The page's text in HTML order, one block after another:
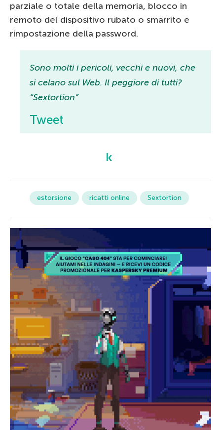
parziale o totale della memoria, blocco in
remoto del dispositivo rubato o smarrito e
rimpostazione della password.
Sono molti i pericoli, vecchi e nuovi, che
si celano sul Web. Il peggiore di tutti?
“Sextortion”
Tweet
estorsione ricatti online Sextortion